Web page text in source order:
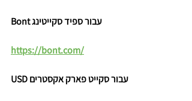
Bont עבור ספיד סקייטינג
https://bont.com/
USD עבור סקייט פארק אקסטרים